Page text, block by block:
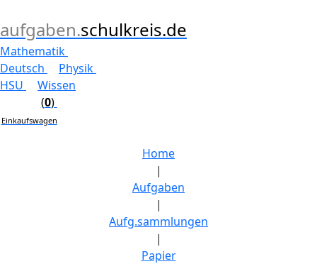
aufgaben.schulkreis.de
Mathematik
Deutsch
Physik
HSU
Wissen
(0)
Einkaufswagen
Home
|
Aufgaben
|
Aufg.sammlungen
|
Papier